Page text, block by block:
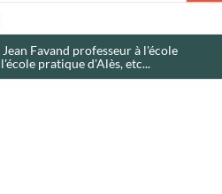
Favand professeur à l'école
pratique d'Alès, etc...